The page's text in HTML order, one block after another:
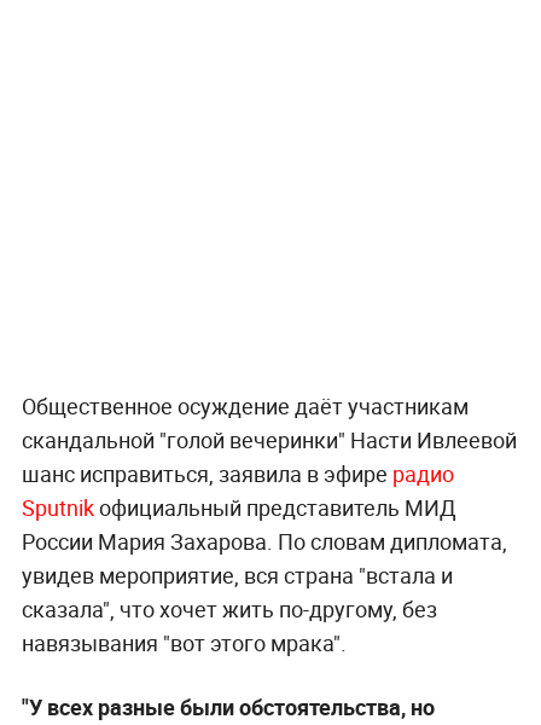
Общественное осуждение даёт участникам
скандальной "голой вечеринки" Насти Ивлеевой
шанс исправиться, заявила в эфире радио
Sputnikофициальный представитель МИД
России Мария Захарова. По словам дипломата,
увидев мероприятие, вся страна "встала и
сказала", что хочет жить по-другому, без
навязывания "вот этого мрака".
"У всех разные были обстоятельства, но